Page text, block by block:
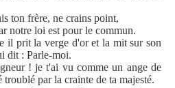
ton frère, ne crains point,
notre loi est pour le commun.
il prit la verge d'or et la mit sur son
dit : Parle-moi.
! je t'ai vu comme un ange de
par la crainte de ta majesté.